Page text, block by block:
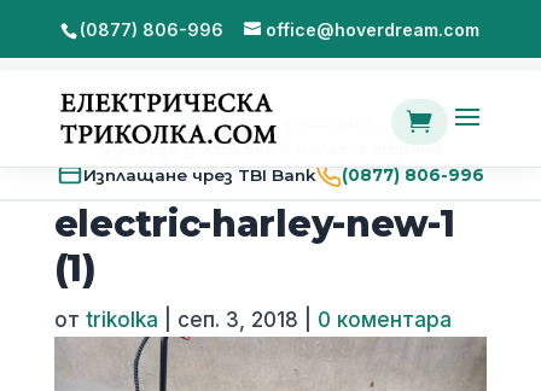
(0877) 806-996 office@hoverdream.com

2 години гаранция
Бърза доставка в цялата страна
Изплащане чрез TBI Bank
(0877) 806-996
electric-harley-new-1
(1)
от trikolka сеп. 3, 2018 0 коментара